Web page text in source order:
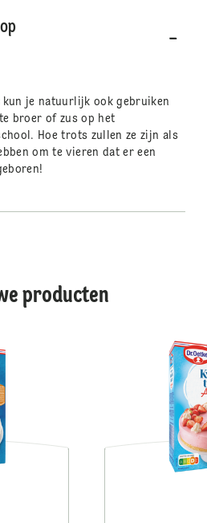
kun je natuurlijk ook gebruiken
broer of zus op het
Hoe trots zullen ze zijn als
om te vieren dat er een
producten